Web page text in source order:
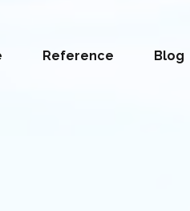
Reference Blog